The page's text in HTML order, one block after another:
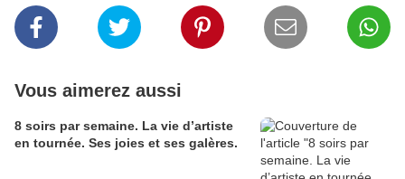
Vous aimerez aussi
8 soirs par semaine. La vie d’artiste
en tournée. Ses joies et ses galères.